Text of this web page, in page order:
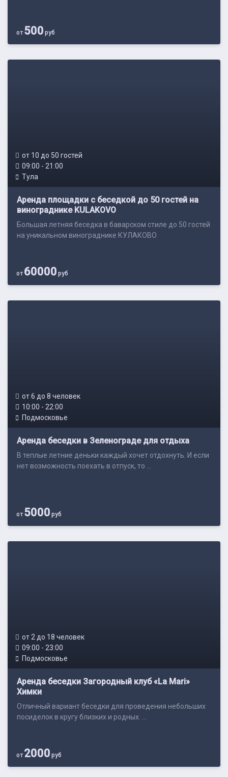
от500 руб
от 10 до 50 гостей
09:00 - 21:00
Тула
Аренда площадки с беседкой до 50 гостей на
винограднике KULAKOVO
Большая летняя беседка в баварском стиле до 50 гостей
на уникальном винограднике КУЛАКОВО
от60000 руб
от 6 до 8 человек
10:00 - 22:00
Подмосковье
Аренда беседки в Зеленограде для отдыха
В теплые летние деньки каждый хочет отдохнуть. И если
нет возможность поехать в отпуск, то ...
от5000 руб
от 2 до 18 человек
09:00 - 23:00
Подмосковье
Аренда беседки Загородный клуб «La Mari»
Химки
Отличный вариант беседки для проведения небольших
посиделок в кругу близких и родных. ...
от2000 руб